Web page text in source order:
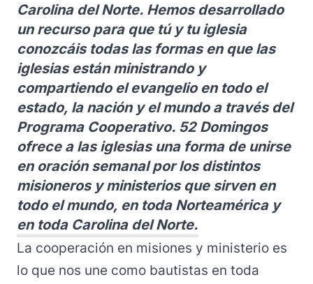
Carolina del Norte. Hemos desarrollado
un recurso para que tú y tu iglesia
conozcáis todas las formas en que las
iglesias están ministrando y
compartiendo el evangelio en todo el
estado, la nación y el mundo a través del
Programa Cooperativo. 52 Domingos
ofrece a las iglesias una forma de unirse
en oración semanal por los distintos
misioneros y ministerios que sirven en
todo el mundo, en toda Norteamérica y
en toda Carolina del Norte.
La cooperación en misiones y ministerio es
lo que nos une como bautistas en toda